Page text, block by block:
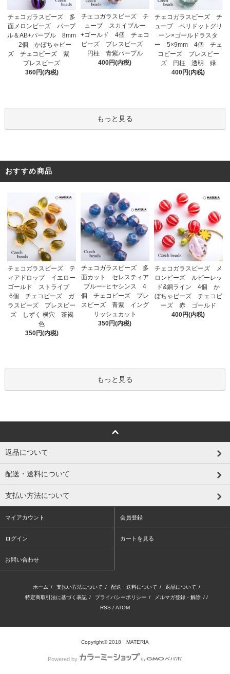
チェコガラスビーズ 多
面メロンビーズ パープ
ル＆AB+パープル 8mm
2個 かぼちゃビー
ズ チェコビーズ 紫
プレスビーズ
360円(内税)
チェコガラスビーズ チ
ューブ スカイブルー
+ゴールド 4個 チェコ
ビーズ プレスビーズ
円柱 青紫パープル
400円(内税)
チェコガラスビーズ チ
ューブ ペリドットグリ
ーン×ゴールドラスタ
ー 5×9mm 4個 チェ
コビーズ プレスビー
ズ 円柱 透明 緑
400円(内税)
もっと見る
おすすめ商品
チェコガラスビーズ テ
ィアドロップ イエロー
ゴールド ストライプ
6個 チェコビーズ ガ
ラスビーズ プレスビー
ズ しずく 横穴 茶褐
色
350円(内税)
チェコガラスビーズ 多
面カット セレスティア
ブルー+ヒヤシンス 4
個 チェコビーズ プレ
スビーズ 青紫 イング
リッシュカット
350円(内税)
チェコガラスビーズ メ
ロンビーズ ルビーレッ
ド&銅ライン 4個 か
ぼちゃビーズ チェコビ
ーズ 赤 ゴールド
400円(内税)
もっと見る
返品について
配送・送料について
支払い方法について
マイアカウント 会員登録
ログイン カートを見る
お問い合わせ
ホーム / 支払い方法について / 配送・送料について / 返品について /
特定商取引法に基づく表記 / プライバシーポリシー / メルマガ登録・解除 / /
RSS / ATOM
Copyright© 2018 MATERIA
Powered by